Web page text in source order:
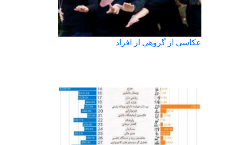
عكاسي از گروهي از افراد